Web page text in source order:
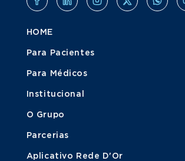
HOME
Para Pacientes
Para Médicos
Institucional
O Grupo
Parcerias
Aplicativo Rede D'Or